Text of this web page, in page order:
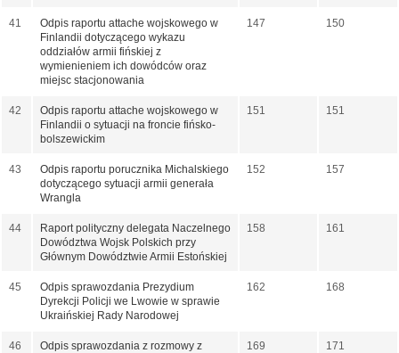
41
Odpis raportu attache wojskowego w
Finlandii dotyczącego wykazu
oddziałów armii fińskiej z
wymienieniem ich dowódców oraz
miejsc stacjonowania
147 150
42
Odpis raportu attache wojskowego w
Finlandii o sytuacji na froncie fińsko-
bolszewickim
151 151
43
Odpis raportu porucznika Michalskiego
dotyczącego sytuacji armii generała
Wrangla
152 157
44
Raport polityczny delegata Naczelnego
Dowództwa Wojsk Polskich przy
Głównym Dowództwie Armii Estońskiej
158 161
45
Odpis sprawozdania Prezydium
Dyrekcji Policji we Lwowie w sprawie
Ukraińskiej Rady Narodowej
162 168
46
Odpis sprawozdania z rozmowy z
169 171